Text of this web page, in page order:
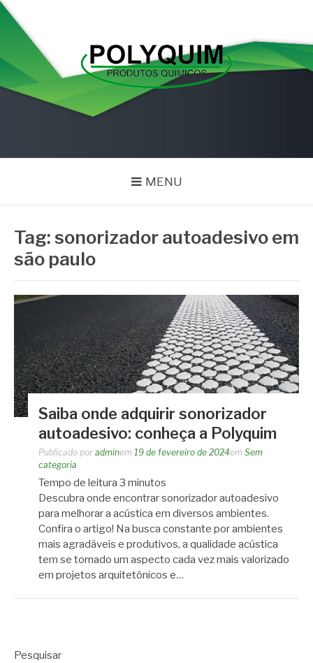
Pular
para
conteúdo
POLYQUIM
MENU
Tag:sonorizador autoadesivo em
são paulo
Saiba onde adquirir sonorizador
autoadesivo: conheça a Polyquim
Publicado por adminem 19 de fevereiro de 2024em Sem
categoria
Tempo de leitura 3 minutos
Descubra onde encontrar sonorizador autoadesivo
para melhorar a acústica em diversos ambientes.
Confira o artigo! Na busca constante por ambientes
mais agradáveis e produtivos, a qualidade acústica
tem se tornado um aspecto cada vez mais valorizado
em projetos arquitetônicos e…
Pesquisar